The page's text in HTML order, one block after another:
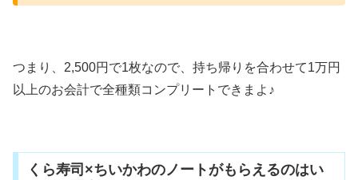
つまり、2,500円で1枚なので、持ち帰りを合わせて1万円
以上のお会計で全種類コンプリートできまよ♪
くら寿司×ちいかわのノートがもらえるのはい